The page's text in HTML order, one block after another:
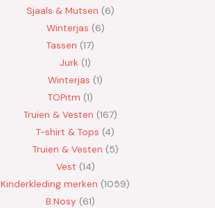
Sjaals & Mutsen 6
Winterjas 6
Tassen 17
Jurk 1
Winterjas 1
TOPitm 1
Truien & Vesten 167
T-shirt & Tops 4
Truien & Vesten 5
Vest 14
Kinderkleding merken 1059
B.Nosy 61